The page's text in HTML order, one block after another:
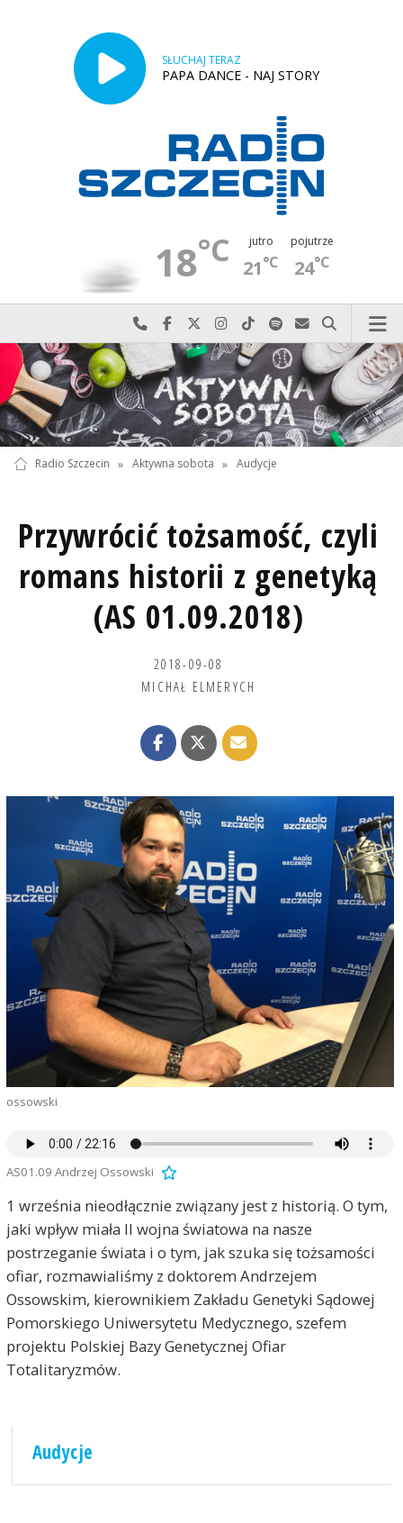
SŁUCHAJ TERAZ
PAPA DANCE - NAJ STORY
18°C jutro
21°C
pojutrze
24°C
Najlepiej po prostu do nas zadzwoń
Odwiedź nas na Facebook-u
Odwiedź nas na X
Odwiedź nas na Instagram-ie
Odwiedź nas na TikTok-u
Szukaj nas na Spotify
Wyślij do nas
Szukaj
Radio Szczecin » Aktywna sobota » Audycje
Przywrócić tożsamość, czyli
romans historii z genetyką
(AS 01.09.2018)
2018-09-08
MICHAŁ ELMERYCH
ossowski
AS01.09 Andrzej Ossowski
1 września nieodłącznie związany jest z historią. O tym,
jaki wpływ miała II wojna światowa na nasze
postrzeganie świata i o tym, jak szuka się tożsamości
ofiar, rozmawialiśmy z doktorem Andrzejem
Ossowskim, kierownikiem Zakładu Genetyki Sądowej
Pomorskiego Uniwersytetu Medycznego, szefem
projektu Polskiej Bazy Genetycznej Ofiar
Totalitaryzmów.
Audycje